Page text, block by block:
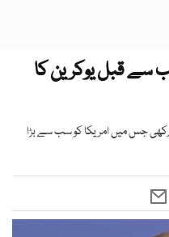
قبل یوکرین کا
جس میں امریکا کو سب سے بڑا